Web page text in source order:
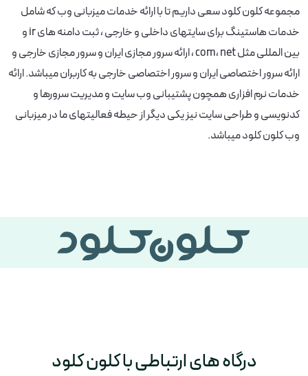
مجموعه کلون کلود سعی داریم تا با ارائه خدمات میزبانی وب که شامل
خدمات هاستینگ برای سایتهای داخلی و خارجی ، ثبت دامنه های ir و
بین المللی مثل com، net ، ارائه سرور مجازی ایران و سرور مجازی خارجی و
ارائه سرور اختصاصی ایران و سرور اختصاصی خارجی به کاربران میباشد. ارائه
خدمات نرم افزاری همچون پشتیبانی وب سایت و مدیریت سرورها و
کدنویسی و طراحی سایت نیز یکی دیگر از حیطه فعالیتهای ما در میزبانی
وب کلون کلود میباشد.
درگاه های ارتباطی با کلون کلود